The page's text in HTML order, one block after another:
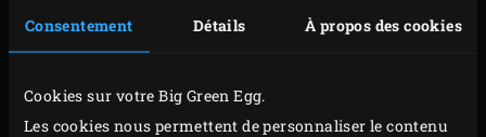
Consentement Détails À propos des cookies
Cookies sur votre Big Green Egg.
Les cookies nous permettent de personnaliser le contenu